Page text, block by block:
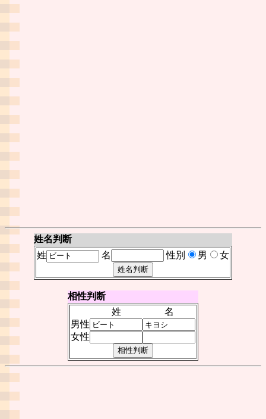
姓名判断
姓
名 性別 男 女
相性判断
姓
名
男性
女性